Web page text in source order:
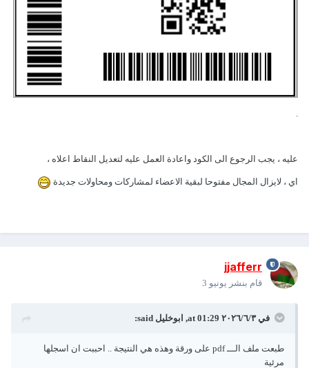
عليه ، يجب الرجوع الى الكود واعادة العمل عليه لتعديل النقاط اعلاه ،
اي ، لايزال المجال مفتوحا لبقية الاعضاء لمشاركات ومحاولات جديدة
jjafferr
قام بنشر يونيو 3
في ٣‏/٦‏/٢٠٢٦ at 01:29, ابوخليل said:
طبعت ملف الـــ pdf على ورقة وهذه هي النتيجة .. احببت ان اسجلها
مرئية